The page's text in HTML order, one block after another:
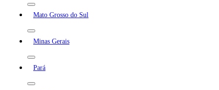
Mato Grosso do Sul
Minas Gerais
Pará